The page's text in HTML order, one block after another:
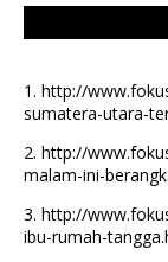
1. http://
sumatera-utara-
2. http://
malam-ini-
3. http://
ibu-rumah-